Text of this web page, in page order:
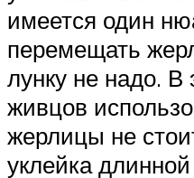
имеется один
перемещать
лунку не надо. В
живцов
жерлицы не
уклейка